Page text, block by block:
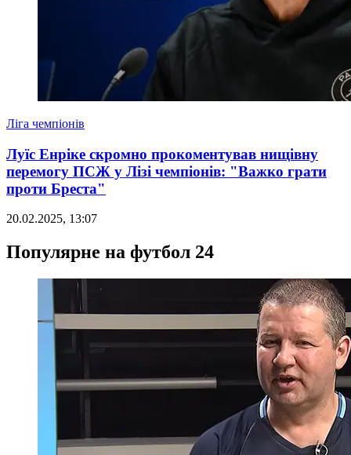
Ліга чемпіонів
Луїс Енріке скромно прокоментував нищівну
перемогу ПСЖ у Лізі чемпіонів: "Важко грати
проти Бреста"
20.02.2025, 13:07
Популярне на футбол 24